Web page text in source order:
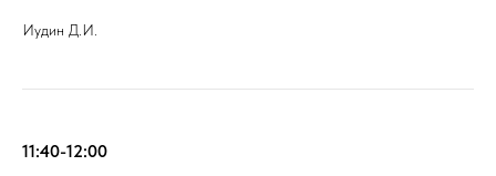
Иудин Д.И.
11:40-12:00